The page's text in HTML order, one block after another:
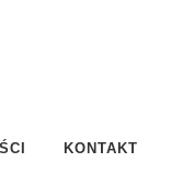
KONTAKT